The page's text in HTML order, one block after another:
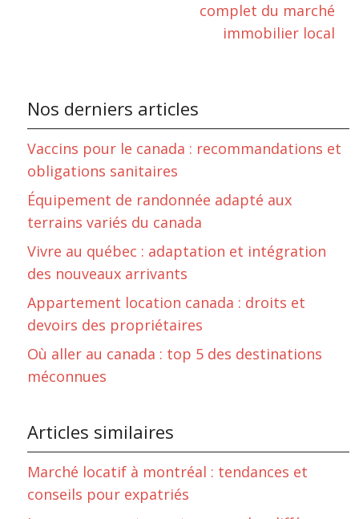
complet du marché
immobilier local
Nos derniers articles
Vaccins pour le canada : recommandations et
obligations sanitaires
Équipement de randonnée adapté aux
terrains variés du canada
Vivre au québec : adaptation et intégration
des nouveaux arrivants
Appartement location canada : droits et
devoirs des propriétaires
Où aller au canada : top 5 des destinations
méconnues
Articles similaires
Marché locatif à montréal : tendances et
conseils pour expatriés